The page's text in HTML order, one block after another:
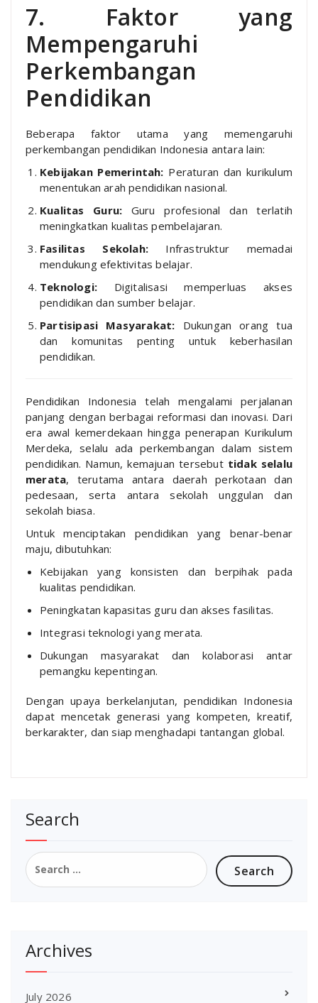
7. Faktor yang
Mempengaruhi
Perkembangan
Pendidikan
Beberapa faktor utama yang memengaruhi
perkembangan pendidikan Indonesia antara lain:
Kebijakan Pemerintah: Peraturan dan kurikulum
menentukan arah pendidikan nasional.
Kualitas Guru: Guru profesional dan terlatih
meningkatkan kualitas pembelajaran.
Fasilitas Sekolah:Infrastruktur memadai
mendukung efektivitas belajar.
Teknologi: Digitalisasi memperluas akses
pendidikan dan sumber belajar.
Partisipasi Masyarakat: Dukungan orang tua
dan komunitas penting untuk keberhasilan
pendidikan.
Pendidikan Indonesia telah mengalami perjalanan
panjang dengan berbagai reformasi dan inovasi. Dari
era awal kemerdekaan hingga penerapan Kurikulum
Merdeka, selalu ada perkembangan dalam sistem
pendidikan. Namun, kemajuan tersebut tidak selalu
merata, terutama antara daerah perkotaan dan
pedesaan, serta antara sekolah unggulan dan
sekolah biasa.
Untuk menciptakan pendidikan yang benar-benar
maju, dibutuhkan:
Kebijakan yang konsisten dan berpihak pada
kualitas pendidikan.
Peningkatan kapasitas guru dan akses fasilitas.
Integrasi teknologi yang merata.
Dukungan masyarakat dan kolaborasi antar
pemangku kepentingan.
Dengan upaya berkelanjutan, pendidikan Indonesia
dapat mencetak generasi yang kompeten, kreatif,
berkarakter, dan siap menghadapi tantangan global.
Search
Search
for:
Archives
July 2026